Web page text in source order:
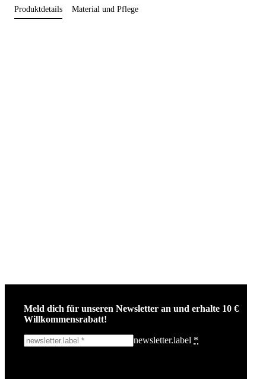
Produktdetails Material und Pflege
Meld dich für unseren Newsletter an und erhalte 10 €
Willkommensrabatt!
newsletter.label *